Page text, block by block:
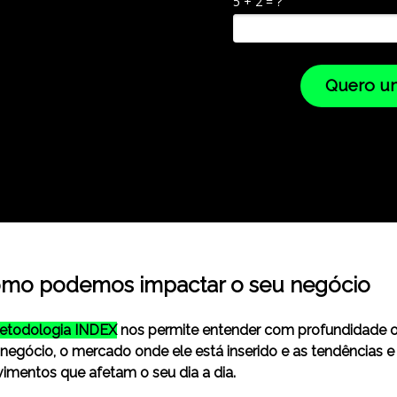
Quero
podemos impactar o seu negócio
INDEXnos permite entender com profundidade
o mercado onde ele está inserido e as tendências e
que afetam o seu dia a dia.